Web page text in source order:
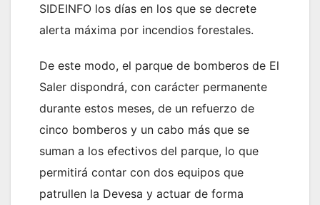
SIDEINFO los días en los que se decrete
alerta máxima por incendios forestales.
De este modo, el parque de bomberos de El
Saler dispondrá, con carácter permanente
durante estos meses, de un refuerzo de
cinco bomberos y un cabo más que se
suman a los efectivos del parque, lo que
permitirá contar con dos equipos que
patrullen la Devesa y actuar de forma